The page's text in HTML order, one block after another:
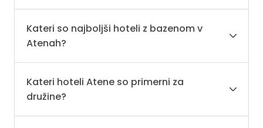
Kateri so najboljši hoteli z bazenom v
Atenah?
Kateri hoteli Atene so primerni za
družine?